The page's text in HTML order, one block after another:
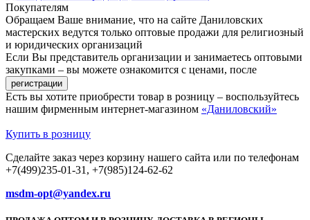
Покупателям
Обращаем Ваше внимание, что на сайте Даниловских
мастерских ведутся только оптовые продажи для религиозный
и юридических организаций
Если Вы представитель организации и занимаетесь оптовыми
закупками – вы можете ознакомится с ценами, после
Есть вы хотите приобрести товар в розницу – воспользуйтесь
нашим фирменным интернет-магазином «Даниловский»
Купить в розницу
Сделайте заказ через корзину нашего сайта или по телефонам
+7(499)235-01-31, +7(985)124-62-62
msdm-opt@yandex.ru